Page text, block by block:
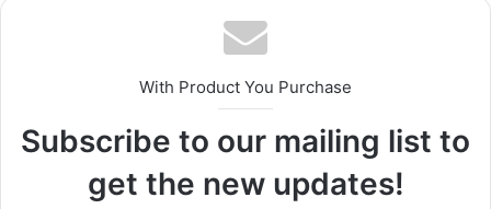
With Product You Purchase
Subscribe to our mailing list to
get the new updates!